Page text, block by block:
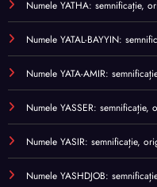
Numele YATHA: semnificație,
Numele YATAL-BAYYIN:
Numele YATA-AMIR:
Numele YASSER:
Numele YASIR: semnificație,
Numele YASHDJOB: